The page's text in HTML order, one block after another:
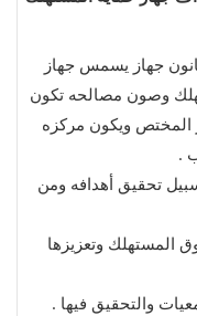
جهاز يسمس جهاز
وصون مصالحه تكون
المختص ويكون مركزه
.
تحقيق أهدافه ومن
المستهلك وتعزيزها
والتحقيق فيها .